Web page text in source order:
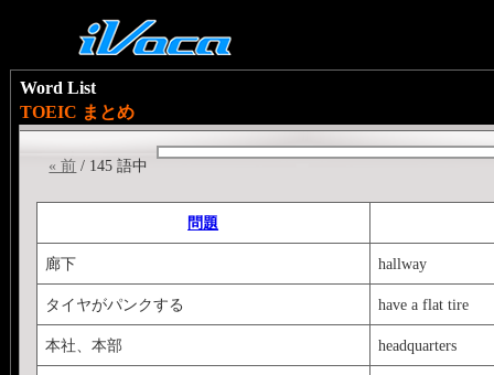
Word List
TOEIC まとめ
« 前 / 145 語中
問題
廊下 hallway
タイヤがパンクする have a flat tire
本社、本部 headquarters